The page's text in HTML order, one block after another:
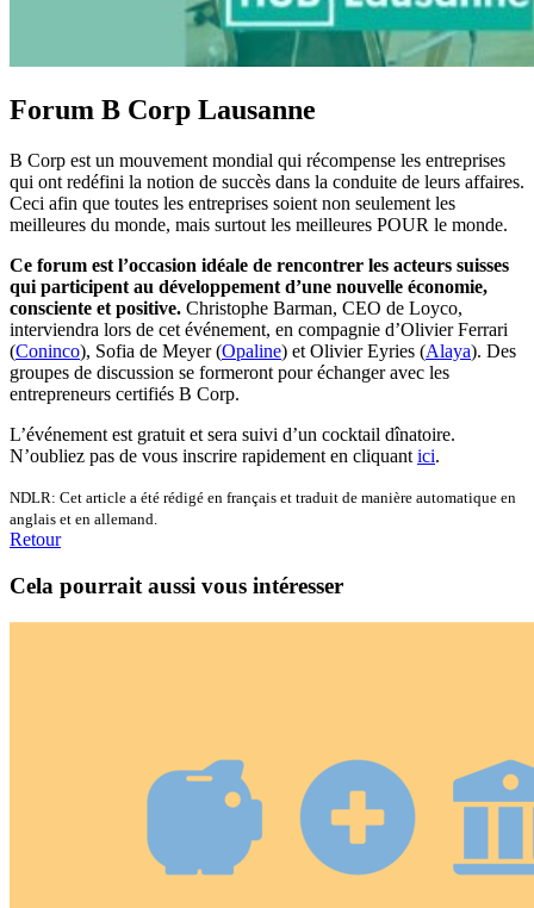
Forum B Corp Lausanne
B Corp est un mouvement mondial qui récompense les entreprises
qui ont redéfini la notion de succès dans la conduite de leurs affaires.
Ceci afin que toutes les entreprises soient non seulement les
meilleures du monde, mais surtout les meilleures POUR le monde.
Ce forum est l’occasion idéale de rencontrer les acteurs suisses
qui participent au développement d’une nouvelle économie,
consciente et positive. Christophe Barman, CEO de Loyco,
interviendra lors de cet événement, en compagnie d’Olivier Ferrari
(Coninco), Sofia de Meyer (Opaline) et Olivier Eyries (Alaya). Des
groupes de discussion se formeront pour échanger avec les
entrepreneurs certifiés B Corp.
L’événement est gratuit et sera suivi d’un cocktail dînatoire.
N’oubliez pas de vous inscrire rapidement en cliquant ici.
NDLR: Cet article a été rédigé en français et traduit de manière automatique en
anglais et en allemand.
Retour
Cela pourrait aussi vous intéresser